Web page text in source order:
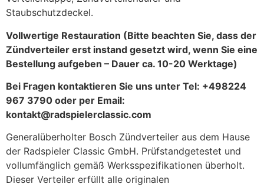
Staubschutzdeckel.
Vollwertige Restauration (Bitte beachten Sie, dass der
Zündverteiler erst instand gesetzt wird, wenn Sie eine
Bestellung aufgeben – Dauer ca. 10-20 Werktage)
Bei Fragen kontaktieren Sie uns unter Tel: +498224
967 3790 oder per Email:
kontakt@radspielerclassic.com
Generalüberholter Bosch Zündverteiler aus dem Hause
der Radspieler Classic GmbH. Prüfstandgetestet und
vollumfänglich gemäß Werksspezifikationen überholt.
Dieser Verteiler erfüllt alle originalen